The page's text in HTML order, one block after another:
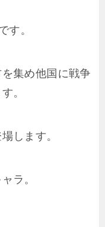
。
集め他国に戦争
。
します。
ラ。